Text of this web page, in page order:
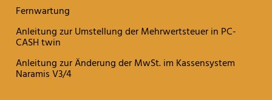
Fernwartung
Anleitung zur Umstellung der Mehrwertsteuer in PC-
CASH twin
Anleitung zur Änderung der MwSt. im Kassensystem
Naramis V3/4